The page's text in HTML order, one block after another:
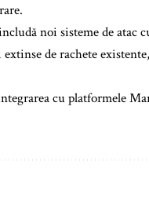
noi sisteme de atac
de rachete
cu platformele